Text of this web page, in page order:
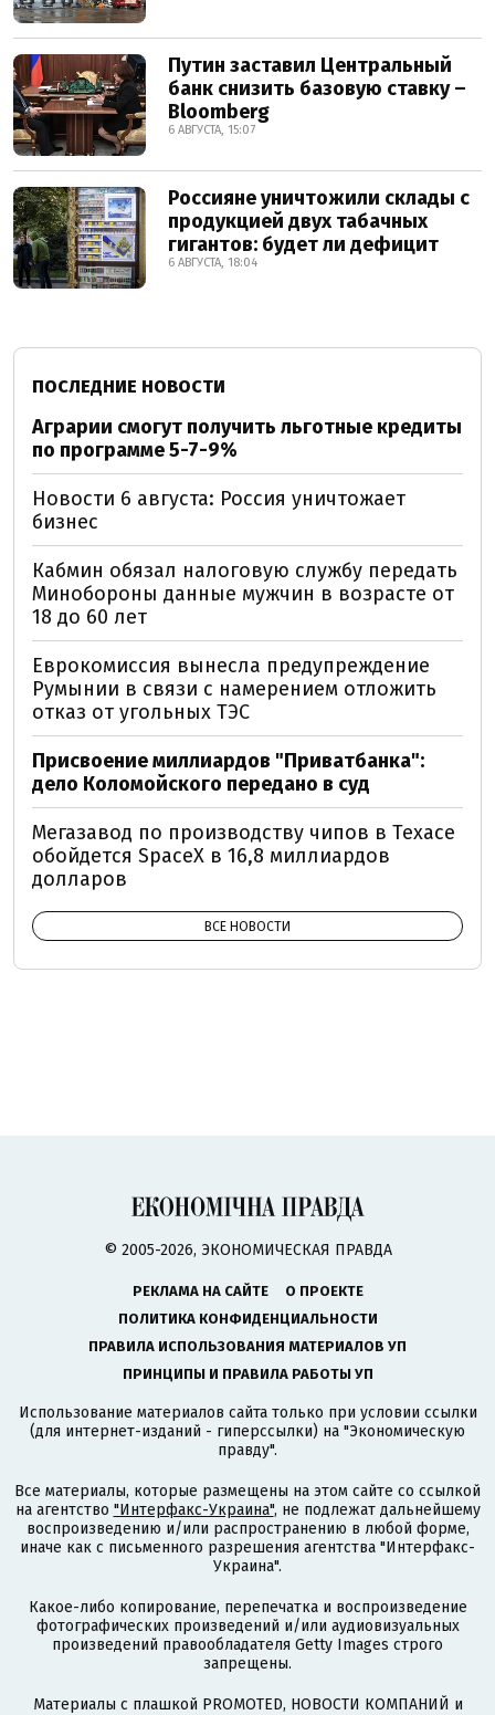
Путин заставил Центральный
банк снизить базовую ставку –
Bloomberg
6 АВГУСТА, 15:07
Россияне уничтожили склады с
продукцией двух табачных
гигантов: будет ли дефицит
6 АВГУСТА, 18:04
ПОСЛЕДНИЕ НОВОСТИ
Аграрии смогут получить льготные кредиты
по программе 5-7-9%
Новости 6 августа: Россия уничтожает
бизнес
Кабмин обязал налоговую службу передать
Минобороны данные мужчин в возрасте от
18 до 60 лет
Еврокомиссия вынесла предупреждение
Румынии в связи с намерением отложить
отказ от угольных ТЭС
Присвоение миллиардов "Приватбанка":
дело Коломойского передано в суд
Мегазавод по производству чипов в Техасе
обойдется SpaceX в 16,8 миллиардов
долларов
ВСЕ НОВОСТИ
© 2005-2026, ЭКОНОМИЧЕСКАЯ ПРАВДА
РЕКЛАМА НА САЙТЕ
О ПРОЕКТЕ
ПОЛИТИКА КОНФИДЕНЦИАЛЬНОСТИ
ПРАВИЛА ИСПОЛЬЗОВАНИЯ МАТЕРИАЛОВ УП
ПРИНЦИПЫ И ПРАВИЛА РАБОТЫ УП
Использование материалов сайта только при условии ссылки
(для интернет-изданий - гиперссылки) на "Экономическую
правду".
Все материалы, которые размещены на этом сайте со ссылкой
на агентство "Интерфакс-Украина", не подлежат дальнейшему
воспроизведению и/или распространению в любой форме,
иначе как с письменного разрешения агентства "Интерфакс-
Украина".
Какое-либо копирование, перепечатка и воспроизведение
фотографических произведений и/или аудиовизуальных
произведений правообладателя Getty Images строго
запрещены.
Материалы с плашкой PROMOTED, НОВОСТИ КОМПАНИЙ и